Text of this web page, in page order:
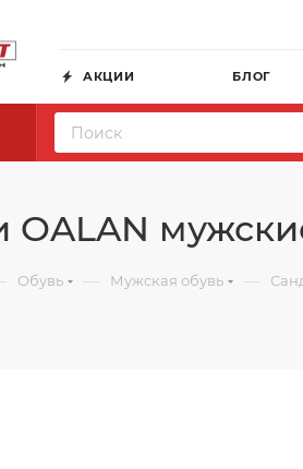
АКЦИИ БЛОГ
OALAN
Обувь — Мужская обувь —